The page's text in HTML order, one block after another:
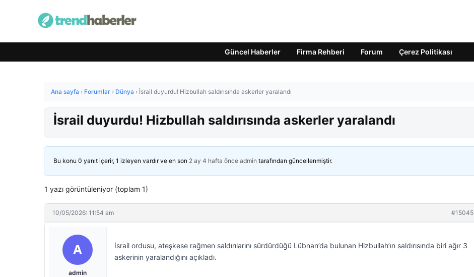
Güncel Haberler Firma Rehberi Forum Çerez Politikası
Ana sayfa › Forumlar › Dünya › İsrail duyurdu! Hizbullah saldırısında askerler yaralandı
İsrail duyurdu! Hizbullah saldırısında askerler yaralandı
Bu konu 0 yanıt içerir, 1 izleyen vardır ve en son 2 ay 4 hafta önce admin tarafından güncellenmiştir.
1 yazı görüntüleniyor (toplam 1)
10/05/2026: 11:54 am #15045
A
admin
İsrail ordusu, ateşkese rağmen saldırılarını sürdürdüğü Lübnan’da bulunan Hizbullah’ın saldırısında biri ağır 3
askerinin yaralandığını açıkladı.